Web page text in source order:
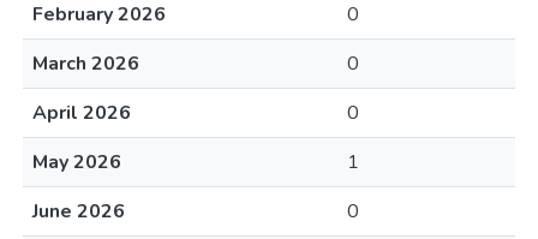
February 2026
0
March 2026
0
April 2026
0
May 2026
1
June 2026
0